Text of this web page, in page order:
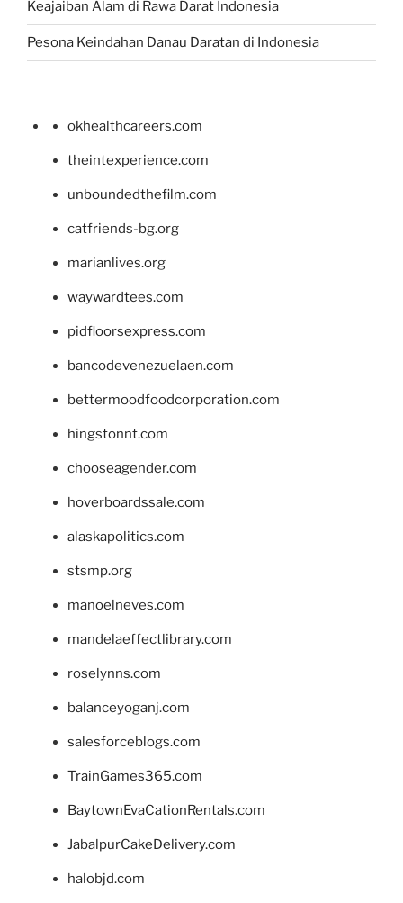
Keajaiban Alam di Rawa Darat Indonesia
Pesona Keindahan Danau Daratan di Indonesia
okhealthcareers.com
theintexperience.com
unboundedthefilm.com
catfriends-bg.org
marianlives.org
waywardtees.com
pidfloorsexpress.com
bancodevenezuelaen.com
bettermoodfoodcorporation.com
hingstonnt.com
chooseagender.com
hoverboardssale.com
alaskapolitics.com
stsmp.org
manoelneves.com
mandelaeffectlibrary.com
roselynns.com
balanceyoganj.com
salesforceblogs.com
TrainGames365.com
BaytownEvaCationRentals.com
JabalpurCakeDelivery.com
halobjd.com